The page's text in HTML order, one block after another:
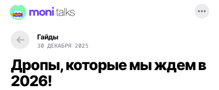
Гайды
30 ДЕКАБРЯ 2025
Дропы, которые мы ждем в
2026!